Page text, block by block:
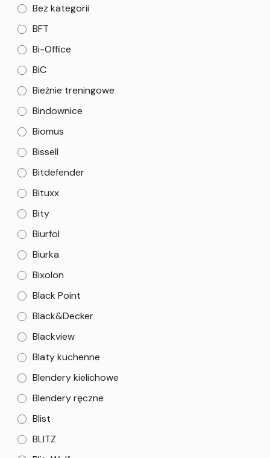
Bez kategorii
BFT
Bi-Office
BiC
Bieżnie treningowe
Bindownice
Biomus
Bissell
Bitdefender
Bituxx
Bity
Biurfol
Biurka
Bixolon
Black Point
Black&Decker
Blackview
Blaty kuchenne
Blendery kielichowe
Blendery ręczne
Blist
BLITZ